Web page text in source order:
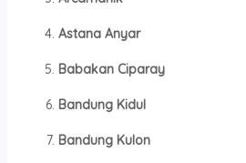
Astana Anyar
Babakan Ciparay
Bandung Kidul
Bandung Kulon